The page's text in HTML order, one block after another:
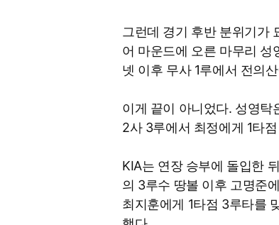
그런데 경기 후반 분위기가
어 마운드에 오른 마무리
넷 이후 무사 1루에서 전의
이게 끝이 아니었다. 성영
2사 3루에서 최정에게 1타
KIA는 연장 승부에 돌입한
의 3루수 땅볼 이후 고명준
최지훈에게 1타점 3루타를